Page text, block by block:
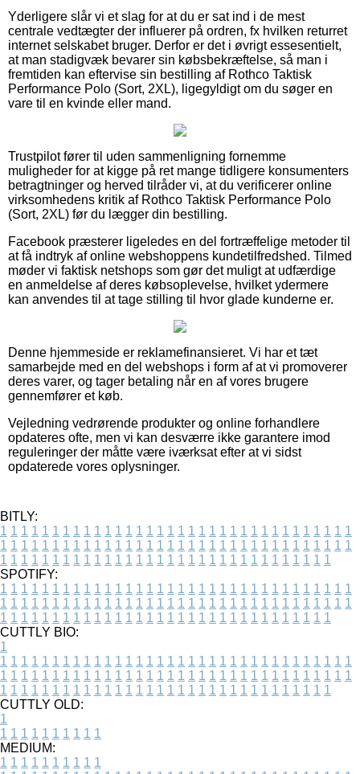
Yderligere slår vi et slag for at du er sat ind i de mest
centrale vedtægter der influerer på ordren, fx hvilken returret
internet selskabet bruger. Derfor er det i øvrigt essesentielt,
at man stadigvæk bevarer sin købsbekræftelse, så man i
fremtiden kan eftervise sin bestilling af Rothco Taktisk
Performance Polo (Sort, 2XL), ligegyldigt om du søger en
vare til en kvinde eller mand.
Trustpilot fører til uden sammenligning fornemme
muligheder for at kigge på ret mange tidligere konsumenters
betragtninger og herved tilråder vi, at du verificerer online
virksomhedens kritik af Rothco Taktisk Performance Polo
(Sort, 2XL) før du lægger din bestilling.
Facebook præsterer ligeledes en del fortræffelige metoder til
at få indtryk af online webshoppens kundetilfredshed. Tilmed
møder vi faktisk netshops som gør det muligt at udfærdige
en anmeldelse af deres købsoplevelse, hvilket ydermere
kan anvendes til at tage stilling til hvor glade kunderne er.
Denne hjemmeside er reklamefinansieret. Vi har et tæt
samarbejde med en del webshops i form af at vi promoverer
deres varer, og tager betaling når en af vores brugere
gennemfører et køb.
Vejledning vedrørende produkter og online forhandlere
opdateres ofte, men vi kan desværre ikke garantere imod
reguleringer der måtte være iværksat efter at vi sidst
opdaterede vores oplysninger.
BITLY:
1 1 1 1 1 1 1 1 1 1 1 1 1 1 1 1 1 1 1 1 1 1 1 1 1 1 1 1 1 1 1 1 1 1
1 1 1 1 1 1 1 1 1 1 1 1 1 1 1 1 1 1 1 1 1 1 1 1 1 1 1 1 1 1 1 1 1 1
1 1 1 1 1 1 1 1 1 1 1 1 1 1 1 1 1 1 1 1 1 1 1 1 1 1 1 1 1 1 1 1
SPOTIFY:
1 1 1 1 1 1 1 1 1 1 1 1 1 1 1 1 1 1 1 1 1 1 1 1 1 1 1 1 1 1 1 1 1 1
1 1 1 1 1 1 1 1 1 1 1 1 1 1 1 1 1 1 1 1 1 1 1 1 1 1 1 1 1 1 1 1 1 1
1 1 1 1 1 1 1 1 1 1 1 1 1 1 1 1 1 1 1 1 1 1 1 1 1 1 1 1 1 1 1 1
CUTTLY BIO:
1
1 1 1 1 1 1 1 1 1 1 1 1 1 1 1 1 1 1 1 1 1 1 1 1 1 1 1 1 1 1 1 1 1 1
1 1 1 1 1 1 1 1 1 1 1 1 1 1 1 1 1 1 1 1 1 1 1 1 1 1 1 1 1 1 1 1 1 1
1 1 1 1 1 1 1 1 1 1 1 1 1 1 1 1 1 1 1 1 1 1 1 1 1 1 1 1 1 1 1 1
CUTTLY OLD:
1
1 1 1 1 1 1 1 1 1 1
MEDIUM:
1 1 1 1 1 1 1 1 1 1